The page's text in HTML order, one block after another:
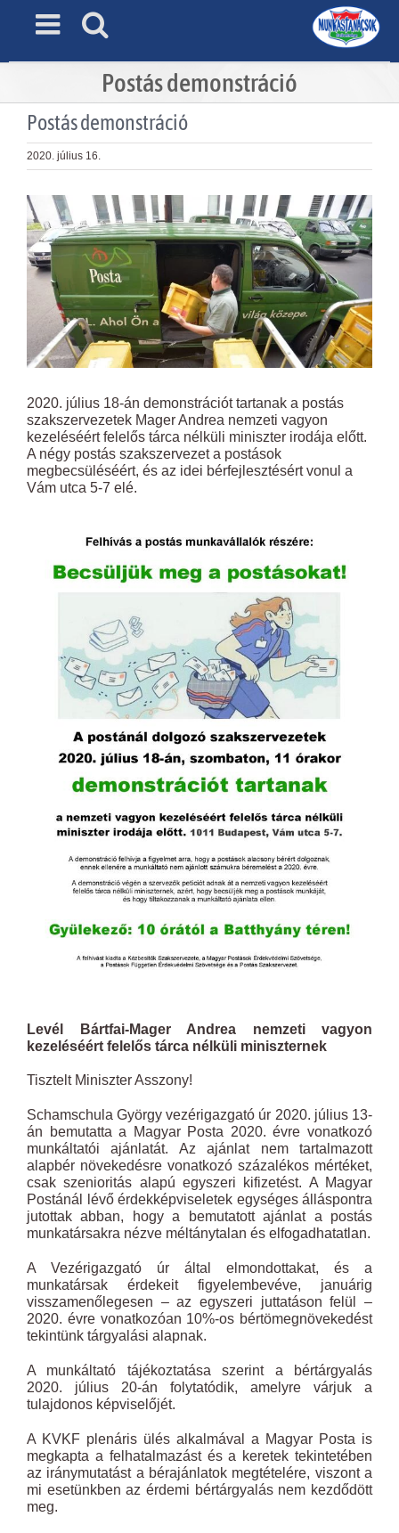
Postás demonstráció
Postás demonstráció
2020. július 16.
View
Larger
Image
2020. július 18-án demonstrációt tartanak a postás
szakszervezetek Mager Andrea nemzeti vagyon
kezeléséért felelős tárca nélküli miniszter irodája előtt.
A négy postás szakszervezet a postások
megbecsüléséért, és az idei bérfejlesztésért vonul a
Vám utca 5-7 elé.
Levél Bártfai-Mager Andrea nemzeti vagyon
kezeléséért felelős tárca nélküli miniszternek
Tisztelt Miniszter Asszony!
Schamschula György vezérigazgató úr 2020. július 13-
án bemutatta a Magyar Posta 2020. évre vonatkozó
munkáltatói ajánlatát. Az ajánlat nem tartalmazott
alapbér növekedésre vonatkozó százalékos mértéket,
csak szenioritás alapú egyszeri kifizetést. A Magyar
Postánál lévő érdekképviseletek egységes álláspontra
jutottak abban, hogy a bemutatott ajánlat a postás
munkatársakra nézve méltánytalan és elfogadhatatlan.
A Vezérigazgató úr által elmondottakat, és a
munkatársak érdekeit figyelembevéve, januárig
visszamenőlegesen – az egyszeri juttatáson felül –
2020. évre vonatkozóan 10%-os bértömegnövekedést
tekintünk tárgyalási alapnak.
A munkáltató tájékoztatása szerint a bértárgyalás
2020. július 20-án folytatódik, amelyre várjuk a
tulajdonos képviselőjét.
A KVKF plenáris ülés alkalmával a Magyar Posta is
megkapta a felhatalmazást és a keretek tekintetében
az iránymutatást a bérajánlatok megtételére, viszont a
mi esetünkben az érdemi bértárgyalás nem kezdődött
meg.